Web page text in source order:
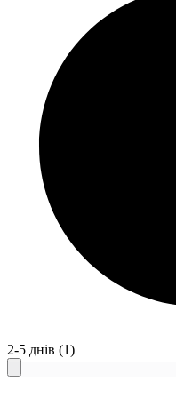
2-5 днів (1)